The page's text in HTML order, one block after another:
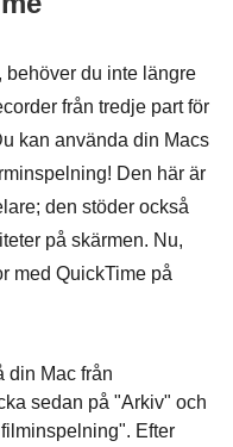
behöver du inte längre
från tredje part för
kan använda din Macs
Den här är
den stöder också
på skärmen. Nu,
med QuickTime på
din Mac från
sedan på "Arkiv" och
Efter